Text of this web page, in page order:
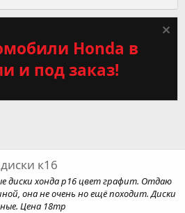
Honda в
и под заказ!
к16
диски хонда р16 цвет графит. Отдаю
она не очень но ещё походит. Диски
Цена 18тр